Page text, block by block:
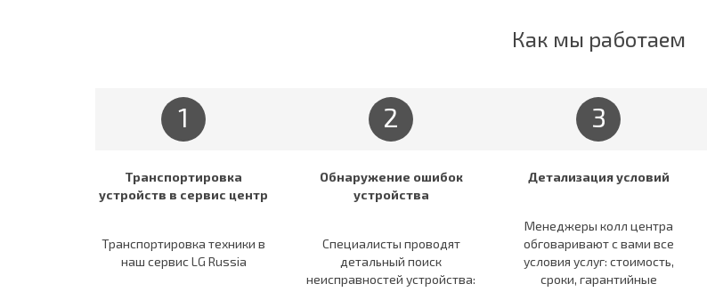
Как мы работаем
1
Транспортировка
устройств в сервис центр
Транспортировка техники в
наш сервис LG Russia
2
Обнаружение ошибок
устройства
Специалисты проводят
детальный поиск
неисправностей устройства:
3
Детализация условий
Менеджеры колл центра
обговаривают c вами все
условия услуг: стоимость,
сроки, гарантийные